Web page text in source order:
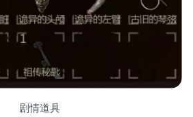
剧情道具